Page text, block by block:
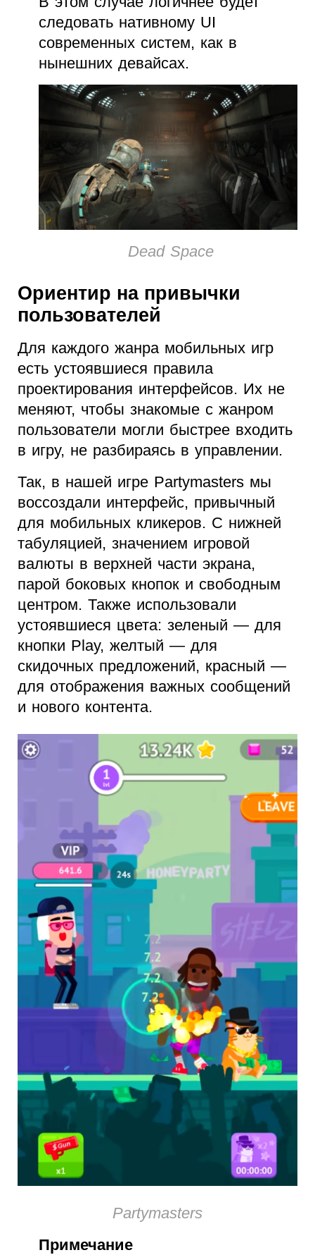
следовать нативному UI
современных систем, как в
нынешних девайсах.
Dead Space
Ориентир на привычки
пользователей
Для каждого жанра мобильных игр
есть устоявшиеся правила
проектирования интерфейсов. Их не
меняют, чтобы знакомые с жанром
пользователи могли быстрее входить
в игру, не разбираясь в управлении.
Так, в нашей игре Partymasters мы
воссоздали интерфейс, привычный
для мобильных кликеров. С нижней
табуляцией, значением игровой
валюты в верхней части экрана,
парой боковых кнопок и свободным
центром. Также использовали
устоявшиеся цвета: зеленый — для
кнопки Play, желтый — для
скидочных предложений, красный —
для отображения важных сообщений
и нового контента.
Partymasters
Примечание